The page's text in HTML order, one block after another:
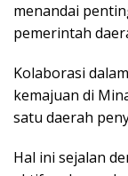
menandai
pemerintah
Kolaborasi
kemajuan di
satu daerah
Hal ini sejalan